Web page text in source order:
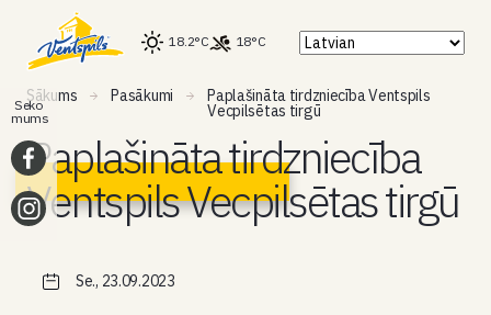
18.2°C 18°C
Sākums Pasākumi Paplašināta tirdzniecība Ventspils
Vecpilsētas tirgū
Paplašināta tirdzniecība
Ventspils Vecpilsētas tirgū
Se., 23.09.2023
Seko
mums